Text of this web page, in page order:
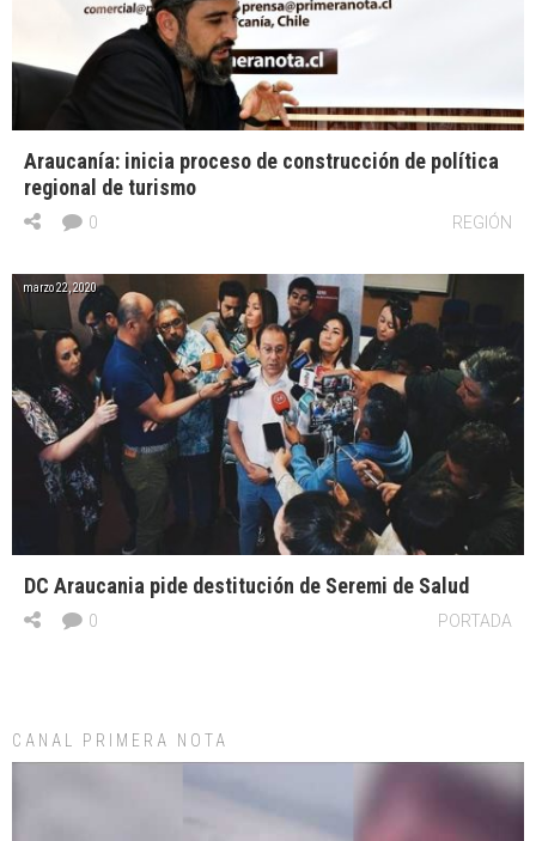
Araucanía: inicia proceso de construcción de política
regional de turismo
REGIÓN
0
marzo 22, 2020
DC Araucania pide destitución de Seremi de Salud
PORTADA
0
CANAL PRIMERA NOTA